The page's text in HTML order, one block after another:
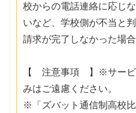
校からの電話連絡に応じ
いなど、学校側が不当と
請求が完了しなかった場合
【 注意事項 】※サービ
みはご遠慮ください。
※「ズバット通信制高校